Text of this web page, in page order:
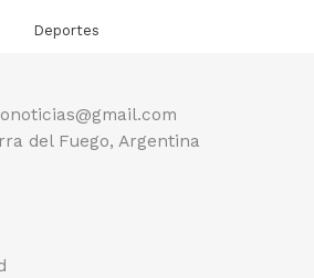
Deportes
del Fuego, Argentina